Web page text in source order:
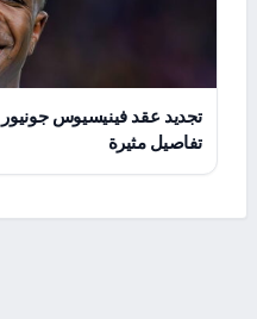
تفاصيل مثيرة